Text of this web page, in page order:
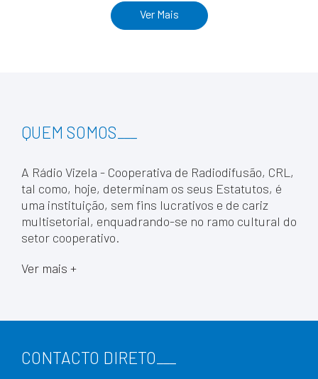
Ver Mais
QUEM SOMOS
A Rádio Vizela - Cooperativa de Radiodifusão, CRL,
tal como, hoje, determinam os seus Estatutos, é
uma instituição, sem fins lucrativos e de cariz
multisetorial, enquadrando-se no ramo cultural do
setor cooperativo.
Ver mais +
CONTACTO DIRETO